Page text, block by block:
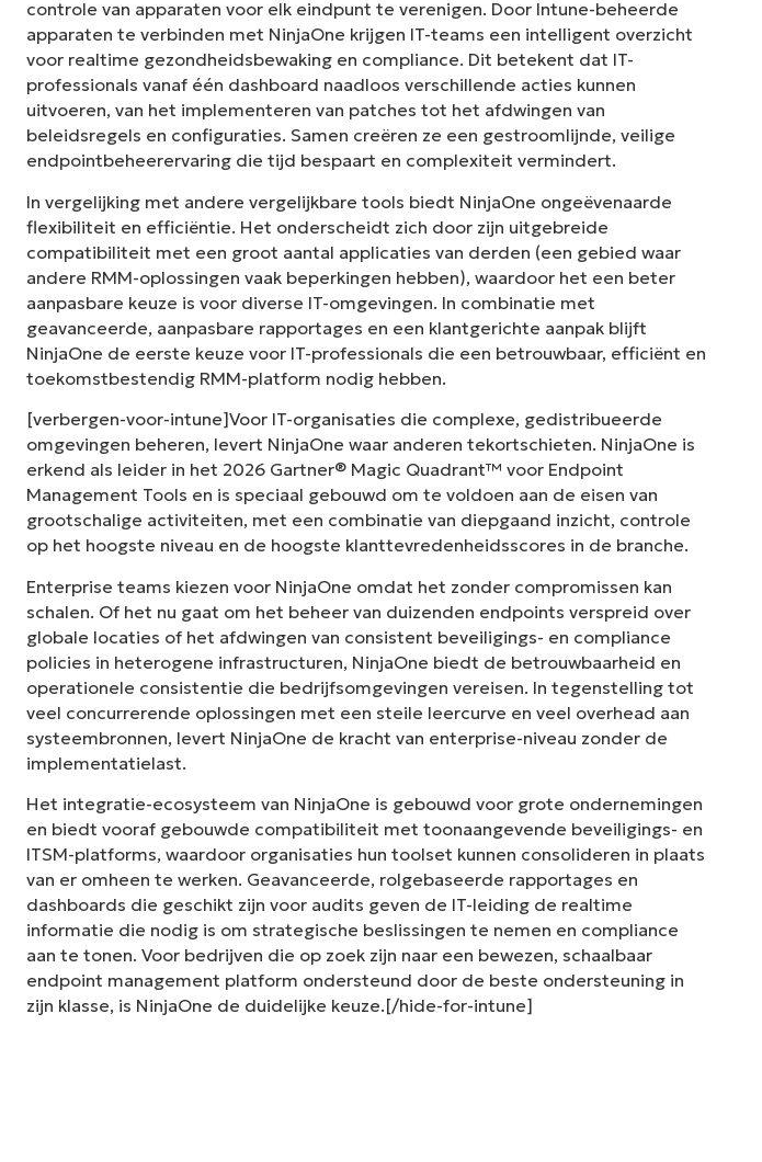
controle van apparaten voor elk eindpunt te verenigen. Door Intune-beheerde
apparaten te verbinden met NinjaOne krijgen IT-teams een intelligent overzicht
voor realtime gezondheidsbewaking en compliance. Dit betekent dat IT-
professionals vanaf één dashboard naadloos verschillende acties kunnen
uitvoeren, van het implementeren van patches tot het afdwingen van
beleidsregels en configuraties. Samen creëren ze een gestroomlijnde, veilige
endpointbeheerervaring die tijd bespaart en complexiteit vermindert.
In vergelijking met andere vergelijkbare tools biedt NinjaOne ongeëvenaarde
flexibiliteit en efficiëntie. Het onderscheidt zich door zijn uitgebreide
compatibiliteit met een groot aantal applicaties van derden (een gebied waar
andere RMM-oplossingen vaak beperkingen hebben), waardoor het een beter
aanpasbare keuze is voor diverse IT-omgevingen. In combinatie met
geavanceerde, aanpasbare rapportages en een klantgerichte aanpak blijft
NinjaOne de eerste keuze voor IT-professionals die een betrouwbaar, efficiënt en
toekomstbestendig RMM-platform nodig hebben.
[verbergen-voor-intune]Voor IT-organisaties die complexe, gedistribueerde
omgevingen beheren, levert NinjaOne waar anderen tekortschieten. NinjaOne is
erkend als leider in het 2026 Gartner® Magic Quadrant™ voor Endpoint
Management Tools en is speciaal gebouwd om te voldoen aan de eisen van
grootschalige activiteiten, met een combinatie van diepgaand inzicht, controle
op het hoogste niveau en de hoogste klanttevredenheidsscores in de branche.
Enterprise teams kiezen voor NinjaOne omdat het zonder compromissen kan
schalen. Of het nu gaat om het beheer van duizenden endpoints verspreid over
globale locaties of het afdwingen van consistent beveiligings- en compliance
policies in heterogene infrastructuren, NinjaOne biedt de betrouwbaarheid en
operationele consistentie die bedrijfsomgevingen vereisen. In tegenstelling tot
veel concurrerende oplossingen met een steile leercurve en veel overhead aan
systeembronnen, levert NinjaOne de kracht van enterprise-niveau zonder de
implementatielast.
Het integratie-ecosysteem van NinjaOne is gebouwd voor grote ondernemingen
en biedt vooraf gebouwde compatibiliteit met toonaangevende beveiligings- en
ITSM-platforms, waardoor organisaties hun toolset kunnen consolideren in plaats
van er omheen te werken. Geavanceerde, rolgebaseerde rapportages en
dashboards die geschikt zijn voor audits geven de IT-leiding de realtime
informatie die nodig is om strategische beslissingen te nemen en compliance
aan te tonen. Voor bedrijven die op zoek zijn naar een bewezen, schaalbaar
endpoint management platform ondersteund door de beste ondersteuning in
zijn klasse, is NinjaOne de duidelijke keuze.[/hide-for-intune]